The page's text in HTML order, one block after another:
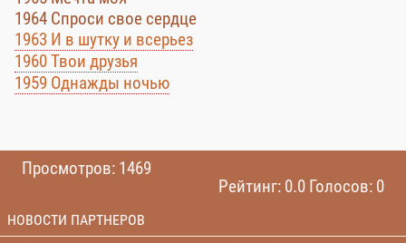
1964 Спроси свое сердце
1963 И в шутку и всерьез
1960 Твои друзья
1959 Однажды ночью
Просмотров: 1469
Рейтинг: 0.0 Голосов: 0
НОВОСТИ ПАРТНЕРОВ